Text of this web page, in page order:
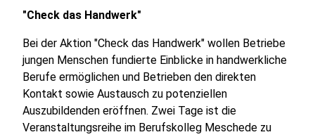
"Check das Handwerk"
Bei der Aktion "Check das Handwerk" wollen Betriebe
jungen Menschen fundierte Einblicke in handwerkliche
Berufe ermöglichen und Betrieben den direkten
Kontakt sowie Austausch zu potenziellen
Auszubildenden eröffnen. Zwei Tage ist die
Veranstaltungsreihe im Berufskolleg Meschede zu